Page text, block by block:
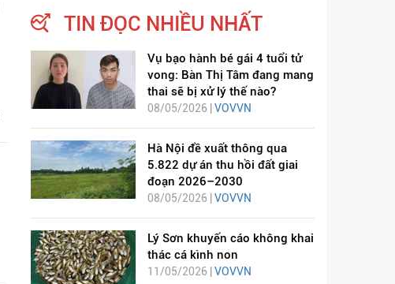
TIN ĐỌC NHIỀU NHẤT
Vụ bạo hành bé gái 4 tuổi tử
vong: Bàn Thị Tâm đang mang
thai sẽ bị xử lý thế nào?
08/05/2026 | VOVVN
Hà Nội đề xuất thông qua
5.822 dự án thu hồi đất giai
đoạn 2026–2030
08/05/2026 | VOVVN
Lý Sơn khuyến cáo không khai
thác cá kình non
11/05/2026 | VOVVN